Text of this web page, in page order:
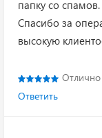
папку со
Спасибо за
высокую
Отлично
Ответить